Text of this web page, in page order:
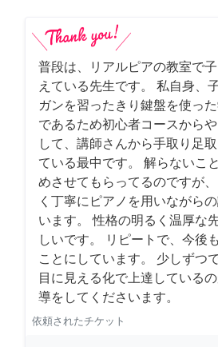
普段は、リアルピアの教室で
えている先生です。 私自身、
ガンを習ったきり鍵盤を使っ
であるため初心者コースから
して、講師さんから手取り足
ている最中です。 解らないこ
めさせてもらってるのですが
く丁寧にピアノを用いながら
います。 性格の明るく温厚な
しいです。 リピートで、今後
ことにしています。 少しずつ
目に見える化で上達している
導をしてくださいます。
依頼されたチケット